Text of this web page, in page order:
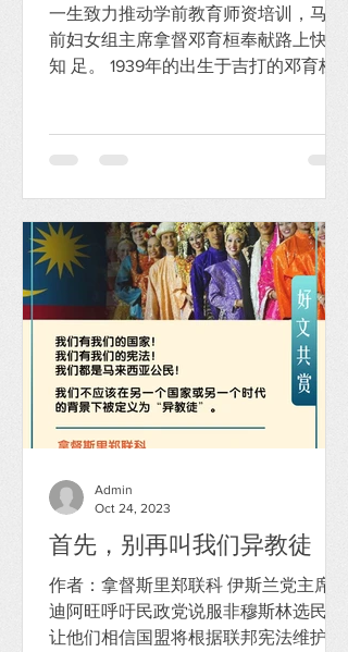
一生致力推动学前教育师资培训，马华
前妇女组主席拿督邓育桓奉献路上快乐
知 足。 1939年的出生于吉打的邓育桓
的劳勿区国会议员（1986-1999），官拜
卫生政...
首先，别再叫我们异教徒
作者：拿督斯里郑联科 伊斯兰党主席哈
迪阿旺呼吁民政党说服非穆斯林选民，
让他们相信国盟将根据联邦宪法维护宗
Admin
Oct 24, 2023